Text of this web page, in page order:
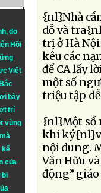
, do
Hồi
Việt
bày
trí
vùng
kể
của
bi
{nl}Nhà
dỗ và
trị ở Hà
kêu các
để CA lấy
một số
triệu tập
{nl}Một số
khi
nội dung.
Văn Hữu
động” giáo